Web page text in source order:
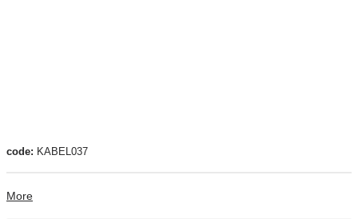
code: KABEL037
More